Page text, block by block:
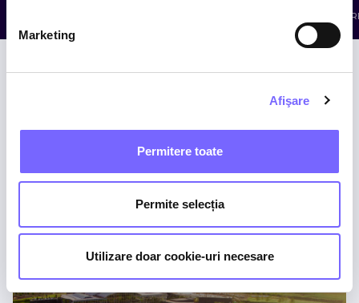
Marketing
Afişare
Permitere toate
Permite selecția
Utilizare doar cookie-uri necesare
Piscine cu Minerale
THE PALM